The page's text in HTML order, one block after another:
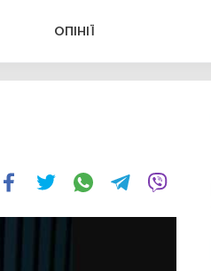
ОПІНІЇ